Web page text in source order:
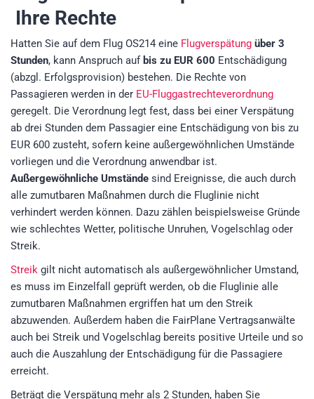
Ihre Rechte
Hatten Sie auf dem Flug OS214 eine Flugverspätung über 3
Stunden, kann Anspruch auf bis zu EUR 600 Entschädigung
(abzgl. Erfolgsprovision) bestehen. Die Rechte von
Passagieren werden in der EU-Fluggastrechteverordnung
geregelt. Die Verordnung legt fest, dass bei einer Verspätung
ab drei Stunden dem Passagier eine Entschädigung von bis zu
EUR 600 zusteht, sofern keine außergewöhnlichen Umstände
vorliegen und die Verordnung anwendbar ist.
Außergewöhnliche Umstände sind Ereignisse, die auch durch
alle zumutbaren Maßnahmen durch die Fluglinie nicht
verhindert werden können. Dazu zählen beispielsweise Gründe
wie schlechtes Wetter, politische Unruhen, Vogelschlag oder
Streik.
Streik gilt nicht automatisch als außergewöhnlicher Umstand,
es muss im Einzelfall geprüft werden, ob die Fluglinie alle
zumutbaren Maßnahmen ergriffen hat um den Streik
abzuwenden. Außerdem haben die FairPlane Vertragsanwälte
auch bei Streik und Vogelschlag bereits positive Urteile und so
auch die Auszahlung der Entschädigung für die Passagiere
erreicht.
Beträgt die Verspätung mehr als 2 Stunden, haben Sie